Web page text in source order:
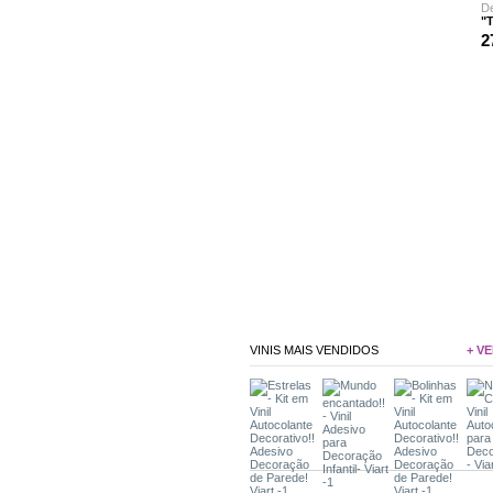
VINIS MAIS VENDIDOS +